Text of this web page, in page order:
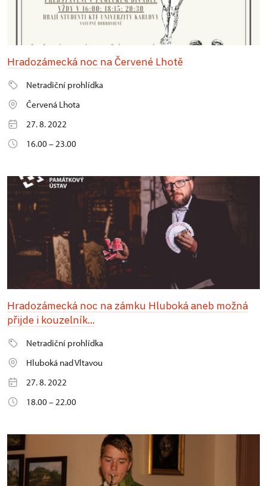
Hradozámecká noc na Červené Lhotě
Netradiční prohlídka
Červená Lhota
27. 8. 2022
16.00 – 23.00
Hradozámecká noc na zámku Hluboká aneb možná
přijde i kouzelník...
Netradiční prohlídka
Hluboká nad Vltavou
27. 8. 2022
18.00 – 22.00